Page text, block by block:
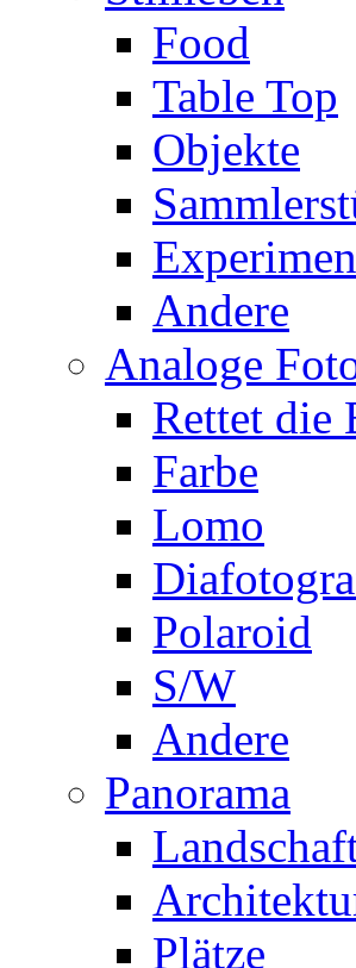
Food
Table Top
Objekte
Andere
Analoge
Rettet die
Farbe
Lomo
Polaroid
S/W
Andere
Panorama
Plätze